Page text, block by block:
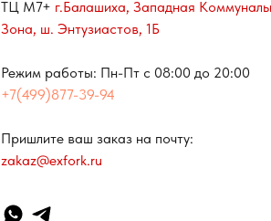
ТЦ М7+ г.Балашиха, Западная
Зона, ш. Энтузиастов, 1Б
Режим работы: Пн-Пт с 08:00 до 20:00
+7(499)877-39-94
Пришлите ваш заказ на почту:
zakaz@exfork.ru